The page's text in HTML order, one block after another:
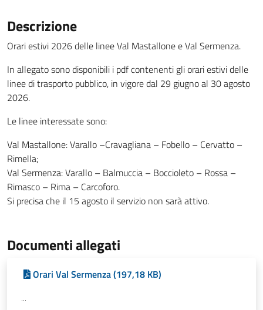
Descrizione
Orari estivi 2026 delle linee Val Mastallone e Val Sermenza.
In allegato sono disponibili i pdf contenenti gli orari estivi delle
linee di trasporto pubblico, in vigore dal 29 giugno al 30 agosto
2026.
Le linee interessate sono:
Val Mastallone: Varallo –Cravagliana – Fobello – Cervatto –
Rimella;
Val Sermenza: Varallo – Balmuccia – Boccioleto – Rossa –
Rimasco – Rima – Carcoforo.
Si precisa che il 15 agosto il servizio non sarà attivo.
Documenti allegati
Orari Val Sermenza (197,18 KB)
...